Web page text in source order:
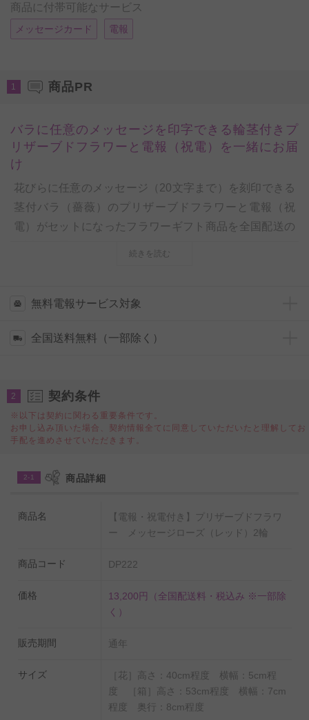
商品に付帯可能なサービス
メッセージカード 電報
1 商品PR
バラに任意のメッセージを印字できる輪茎付きプ
リザーブドフラワーと電報（祝電）を一緒にお届
け
花びらに任意のメッセージ（20文字まで）を刻印できる
茎付バラ（薔薇）のプリザーブドフラワーと電報（祝
電）がセットになったフラワーギフト商品を全国配送の
フラワー加工されているので、管理状態さえよければ1
ずっと残しておきたい感謝の気持ちを伝える贈り物や、
薦めしたいフラワーギフト商品です。
◆花びら刻印メッセージにいついて
(2)メッセージの色指定はできません。（掲載写真のよう
ビジネスフラワーの電報サービスについての特
祝電や弔電にご利用いただける例文集
お祝い、お悔やみのシーン別でよく使われる電報の例文
続きを読む
無料電報サービス対象
全国送料無料（一部除く）
2 契約条件
※以下は契約に関わる重要条件です。
お申し込み頂いた場合、契約情報全てに同意していただいたと理解してお
手配を進めさせていただきます。
2-1 商品詳細
商品名
【電報・祝電付き】プリザーブドフラワ
ー メッセージローズ（レッド）2輪
商品コード DP222
価格 13,200円
（全国配送料・税込み ※一部除
く）
販売期間 通年
サイズ
［花］高さ：40cm程度 横幅：5cm程
度 ［箱］高さ：53cm程度 横幅：7cm
程度 奥行：8cm程度